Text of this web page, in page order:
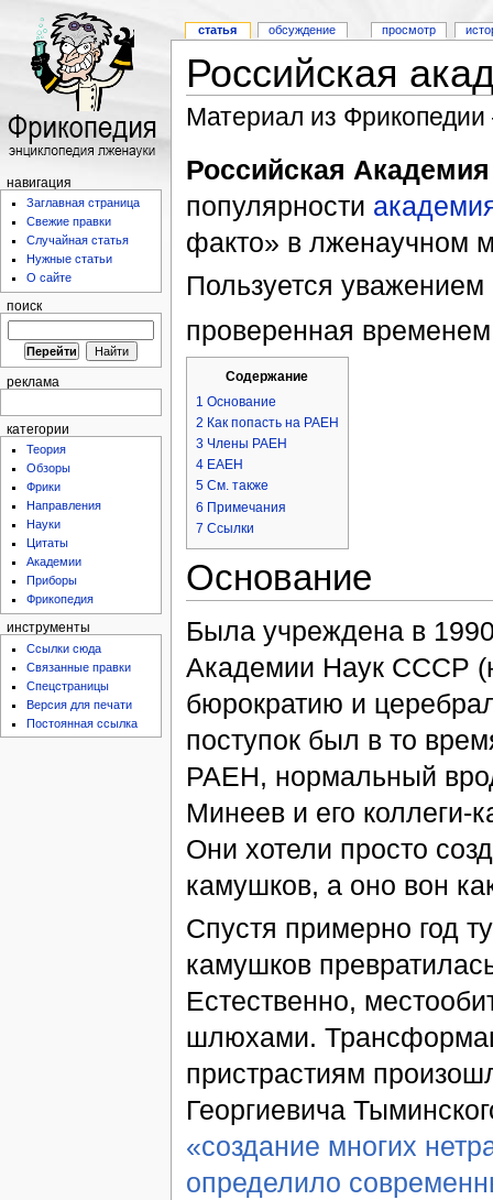
статья обсуждение просмотр
навигация
Заглавная страница
Свежие правки
Случайная статья
Нужные статьи
О сайте
поиск
реклама
категории
Теория
Обзоры
Фрики
Направления
Науки
Цитаты
Академии
Приборы
Фрикопедия
инструменты
Ссылки сюда
Связанные правки
Спецстраницы
Версия для печати
Постоянная ссылка
Российская
Материал из
Российская
популярности
факто» в лженаучном
Пользуется
проверенная
Содержание
1 Основание
2 Как попасть на РАЕН
3 Члены РАЕН
4 ЕАЕН
5 См. также
6 Примечания
7 Ссылки
Основание
Была учреждена в 1990
Академии Наук СССР
бюрократию и
поступок был в то
РАЕН, нормальный
Минеев и его коллеги-
Они хотели просто
камушков, а оно вон
Спустя примерно год
камушков
Естественно,
шлюхами.
пристрастиям
Георгиевича
«создание многих
определило